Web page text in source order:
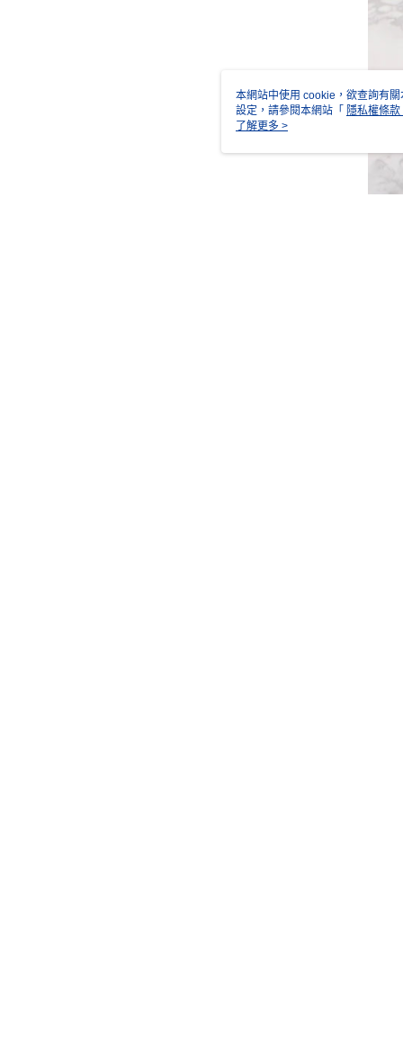
本網站中使用 cookie，欲查詢有
設定，請參閱本網站「 隱私權條款
使用 cookie。
了解更多 >